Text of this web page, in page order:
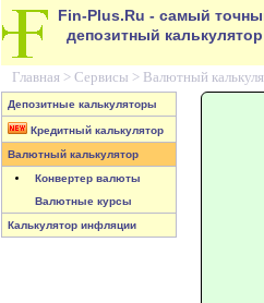
Fin-Plus.Ru - самый
депозитный калькулятор
Главная > Сервисы > Валютный
Депозитные калькуляторы
Кредитный калькулятор
Валютный калькулятор
Конвертер валюты
Валютные курсы
Калькулятор инфляции